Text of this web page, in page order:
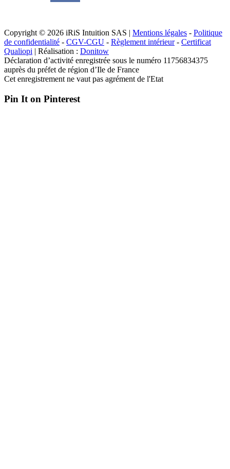
Copyright © 2026 iRiS Intuition SAS | Mentions légales - Politique
de confidentialité - CGV-CGU - Règlement intérieur- Certificat
Qualiopi | Réalisation : Donitow
Déclaration d’activité enregistrée sous le numéro 11756834375
auprès du préfet de région d’Ile de France
Cet enregistrement ne vaut pas agrément de l'Etat
Pin It on Pinterest